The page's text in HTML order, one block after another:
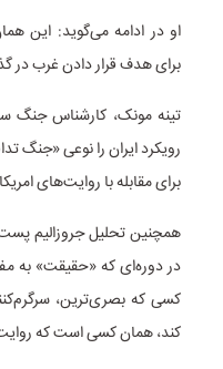
او در ادامه می‌گوید: این
برای هدف قرار دادن غرب در
تینه مونک، کارشناس جنگ
رویکرد ایران را نوعی «جنگ
برای مقابله با روایت‌های
همچنین تحلیل جروزالیم
در دوره‌ای که «حقیقت» به
کسی که بصری‌ترین،
کند، همان کسی است که